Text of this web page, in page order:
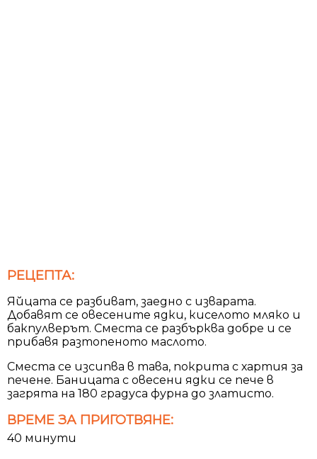
РЕЦЕПТА:
Яйцата се разбиват, заедно с изварата.
Добавят се овесените ядки, киселото мляко и
бакпулверът. Сместа се разбърква добре и се
прибавя разтопеното маслото.
Сместа се изсипва в тава, покрита с хартия за
печене. Баницата с овесени ядки се пече в
загрята на 180 градуса фурна до златисто.
ВРЕМЕ ЗА ПРИГОТВЯНЕ:
40 минути